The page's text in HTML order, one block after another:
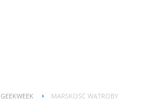
GEEKWEEK MARSKOŚĆ WĄTROBY